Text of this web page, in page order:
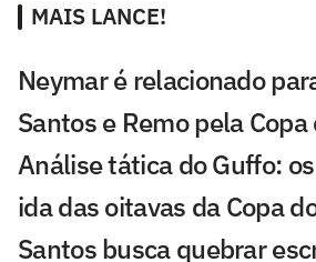
MAIS LANCE!
Neymar é relacionado
Santos e Remo pela
Análise tática do Guffo:
ida das oitavas da Copa
Santos busca quebrar